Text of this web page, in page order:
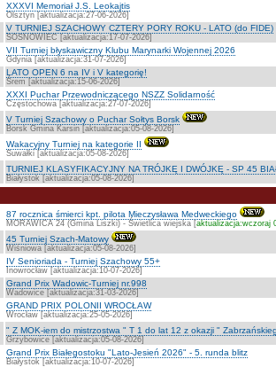
XXXVI Memoriał J.S. Leokajtis
Olsztyn [aktualizacja:27-06-2026]
V TURNIEJ SZACHOWY CZTERY PORY ROKU - LATO (do FIDE)
SOSNOWIEC [aktualizacja:17-07-2026]
VII Turniej błyskawiczny Klubu Marynarki Wojennej 2026
Gdynia [aktualizacja:31-07-2026]
LATO OPEN 6 na IV i V kategorię!
Śrem [aktualizacja:15-06-2026]
XXXI Puchar Przewodniczącego NSZZ Solidarność
Częstochowa [aktualizacja:27-07-2026]
V Turniej Szachowy o Puchar Sołtys Borsk
Borsk Gmina Karsin [aktualizacja:05-08-2026]
Wakacyjny Turniej na kategorie II
Suwałki [aktualizacja:05-08-2026]
TURNIEJ KLASYFIKACYJNY NA TRÓJKĘ I DWÓJKĘ - SP 45
Białystok [aktualizacja:05-08-2026]
87 rocznica śmierci kpt. pilota Mieczysława Medweckiego
MORAWICA 24 (Gmina Liszki) - Świetlica wiejska [aktualizacja:wczoraj
45 Turniej Szach-Matowy
Wiśniowa [aktualizacja:05-08-2026]
IV Senioriada - Turniej Szachowy 55+
Inowrocław [aktualizacja:10-07-2026]
Grand Prix Wadowic-Turniej nr.998
Wadowice [aktualizacja:31-03-2026]
GRAND PRIX POLONII WROCŁAW
Wrocław [aktualizacja:25-05-2026]
" Z MOK-iem do mistrzostwa " T 1 do lat 12 z okazji "
Grzybowice [aktualizacja:05-08-2026]
Grand Prix Białegostoku "Lato-Jesień 2026" - 5. runda blitz
Białystok [aktualizacja:10-07-2026]